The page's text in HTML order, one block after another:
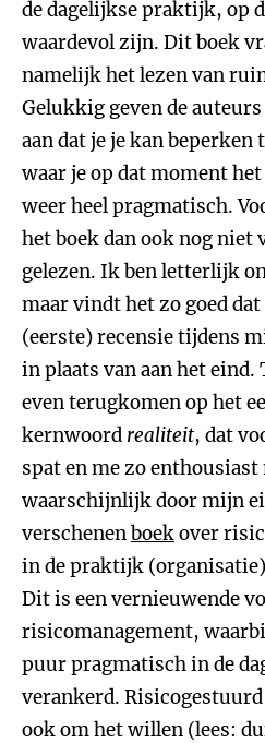
de dagelijkse praktijk, op
waardevol zijn. Dit boek
namelijk het lezen van
Gelukkig geven de
aan dat je je kan
waar je op dat moment
weer heel pragmatisch.
het boek dan ook nog niet
gelezen. Ik ben letterlijk
maar vindt het zo goed
(eerste) recensie tijdens
in plaats van aan het
even terugkomen op het
kernwoord realiteit, dat
spat en me zo
waarschijnlijk door mijn
verschenenboekover
in de praktijk
Dit is een vernieuwende
risicomanagement,
puur pragmatisch in de
verankerd.
ook om het willen (lees: